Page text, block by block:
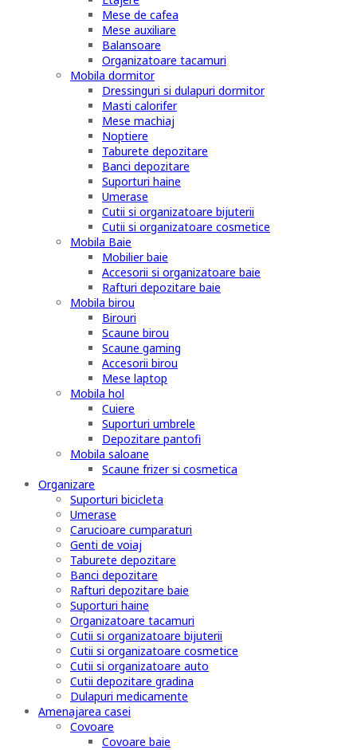
Mese de cafea
Mese auxiliare
Balansoare
Organizatoare tacamuri
Mobila dormitor
Dressinguri si dulapuri dormitor
Masti calorifer
Mese machiaj
Noptiere
Taburete depozitare
Banci depozitare
Suporturi haine
Umerase
Cutii si organizatoare bijuterii
Cutii si organizatoare cosmetice
Mobila Baie
Mobilier baie
Accesorii si organizatoare baie
Rafturi depozitare baie
Mobila birou
Birouri
Scaune birou
Scaune gaming
Accesorii birou
Mese laptop
Mobila hol
Cuiere
Suporturi umbrele
Depozitare pantofi
Mobila saloane
Scaune frizer si cosmetica
Organizare
Suporturi bicicleta
Umerase
Carucioare cumparaturi
Genti de voiaj
Taburete depozitare
Banci depozitare
Rafturi depozitare baie
Suporturi haine
Organizatoare tacamuri
Cutii si organizatoare bijuterii
Cutii si organizatoare cosmetice
Cutii si organizatoare auto
Cutii depozitare gradina
Dulapuri medicamente
Amenajarea casei
Covoare
Covoare baie